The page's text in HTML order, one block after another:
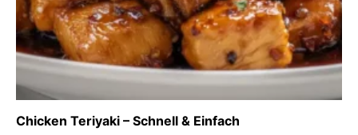
Chicken Teriyaki – Schnell & Einfach